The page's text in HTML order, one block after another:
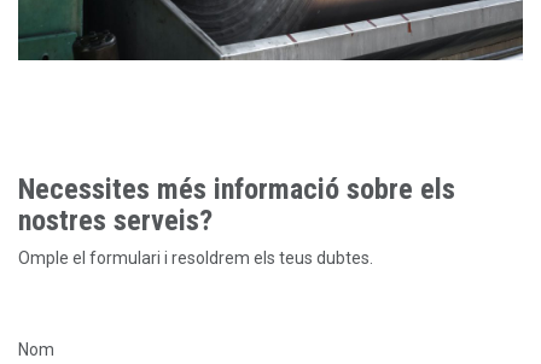
Necessites més informació sobre els
nostres serveis?
Omple el formulari i resoldrem els teus dubtes.